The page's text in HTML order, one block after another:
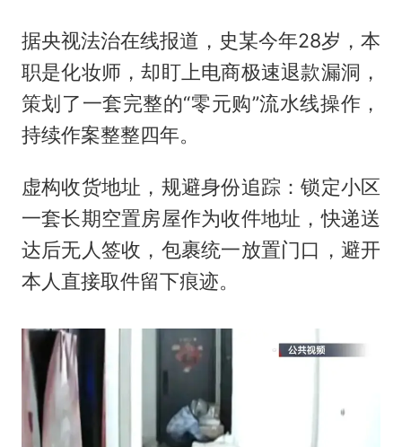
据央视法治在线报道，史某今年28岁，本
职是化妆师，却盯上电商极速退款漏洞，
策划了一套完整的“零元购”流水线操作，
持续作案整整四年。
虚构收货地址，规避身份追踪：锁定小区
一套长期空置房屋作为收件地址，快递送
达后无人签收，包裹统一放置门口，避开
本人直接取件留下痕迹。